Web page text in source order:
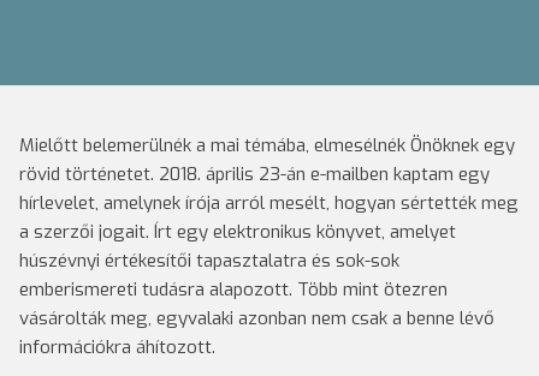
Mielőtt belemerülnék a mai témába, elmesélnék Önöknek egy
rövid történetet. 2018. április 23-án e-mailben kaptam egy
hírlevelet, amelynek írója arról mesélt, hogyan sértették meg
a szerzői jogait. Írt egy elektronikus könyvet, amelyet
húszévnyi értékesítői tapasztalatra és sok-sok
emberismereti tudásra alapozott. Több mint ötezren
vásárolták meg, egyvalaki azonban nem csak a benne lévő
információkra áhítozott.